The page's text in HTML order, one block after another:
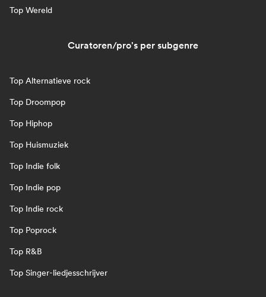
Top Wereld
Curatoren/pro's per subgenre
Top Alternatieve rock
Top Droompop
Top Hiphop
Top Huismuziek
Top Indie folk
Top Indie pop
Top Indie rock
Top Poprock
Top R&B
Top Singer-liedjesschrijver